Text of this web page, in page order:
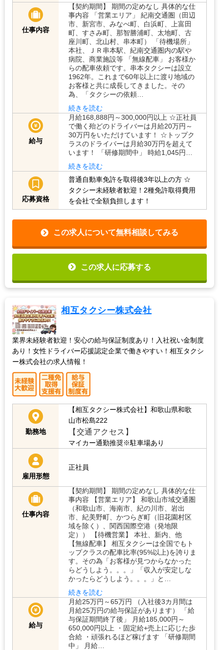
仕事内容
【契約期間】 期間の定めなし 具体的な仕
事内容 「営業エリア」 紀南交通圏（田辺
市、新宮市、みなべ町、白浜町、上富田
町、すさみ町、那智勝浦町、太地町、古
座川町、北山村、串本町） 「待機場所」
本社、ＪＲ串本駅、紀南交通圏内の駅や
病院、商業施設等 「無線配車」 お客様か
らの配車依頼です。串本タクシーは設立
1962年。これまで60年以上に渡り地域の
お客様と共に成長してきました。その
為、「タクシーの依頼…
続きを読む
給与
月給168,888円～300,000円以上 ☆正社員
で働く殆どのドライバーは月給20万円～
30万円をいただけています！ ☆トップク
ラスのドライバーは月給30万円を超えて
います！ 「研修期間中」 時給1,045円…
続きを読む
応募資格
普通自動車免許を取得後3年以上の方 ☆
タクシー未経験者歓迎！2種免許取得費用
を会社で全額負担します！
この求人について無料相談してみる
この求人に応募する
相互タクシー株式会社
業界未経験者歓迎！安心の給与保証制度あり！入社祝い金制度
あり！女性ドライバー応援認定企業で働きやすい！相互タクシ
ー株式会社の求人情報！
勤務地
【相互タクシー株式会社】和歌山県和歌
山市松島222
【交通アクセス】
マイカー通勤推奨※駐車場あり
雇用形態
正社員
仕事内容
【契約期間】 期間の定めなし 具体的な仕
事内容 【営業エリア】 和歌山市域交通圏
（和歌山市、海南市、紀の川市、岩出
市、紀美野町、かつらぎ町（旧花園村区
域を除く）、関西国際空港（発地限
定）） 【待機営業】 本社、新内、他
【無線配車】 相互タクシーは全国でもト
ップクラスの配車比率(95%以上)を誇りま
す。その為「お客様が見つからなかった
らどうしよう。。。」「収入が安定しな
かったらどうしよう。。。」と…
続きを読む
給与
月給25万円～65万円 （入社後3カ月間は
月給25万円の給与保証があります） 「給
与保証期間終了後」 月給185,000円～
650,000円以上 ・固定給+売上に応じた歩
合給 ・頑張れるほど稼げます 「研修期間
中」 月給…